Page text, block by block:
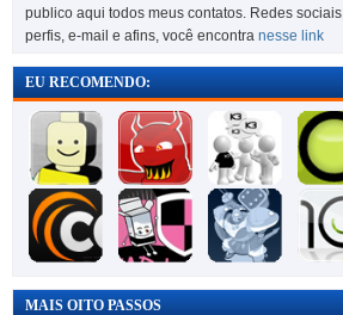
publico aqui todos meus contatos. Redes sociais,
perfis, e-mail e afins, você encontra nesse link
EU RECOMENDO:
MAIS OITO PASSOS